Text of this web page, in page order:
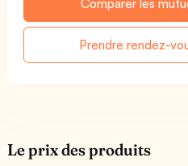
Comparer les
Prendre rendez-
Le prix des produits